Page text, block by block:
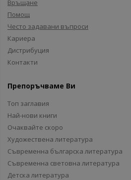
Връщане
Помощ
Често задавани въпроси
Кариера
Дистрибуция
Контакти
Препоръчваме Ви
Топ заглавия
Най-нови книги
Очаквайте скоро
Художествена литература
Съвременна българска литература
Съвременна световна литература
Детска литература